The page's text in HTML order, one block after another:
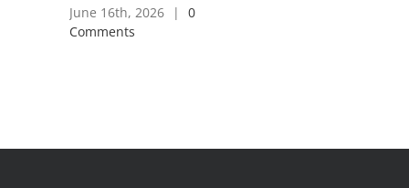
June 16th, 2026 |
0
Comments